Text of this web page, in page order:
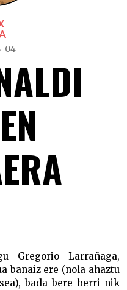
04
Gregorio Larrañaga,
banaiz ere (nola ahaztu
bada bere berri nik